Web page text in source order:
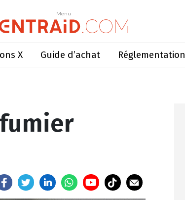
Menu
X Guide d’achat Réglementation
Menu
de 30 km